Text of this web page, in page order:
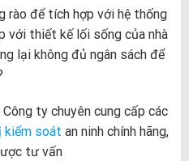
rào để tích hợp với hệ thống
với thiết kế lối sống của nhà
lại không đủ ngân sách để
Công ty chuyên cung cấp các
kiểm soát an ninh chính hãng,
tư vấn